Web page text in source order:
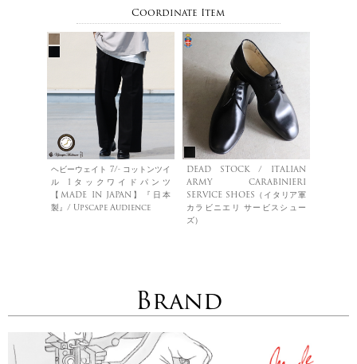
Coordinate Item
ヘビーウェイト 7/- コットンツイ
ル 1タックワイドパンツ
【MADE IN JAPAN】『日本
製』/ Upscape Audience
DEAD STOCK / ITALIAN
ARMY CARABINIERI
SERVICE SHOES（イタリア軍
カラビニエリ サービスシュー
ズ）
Brand